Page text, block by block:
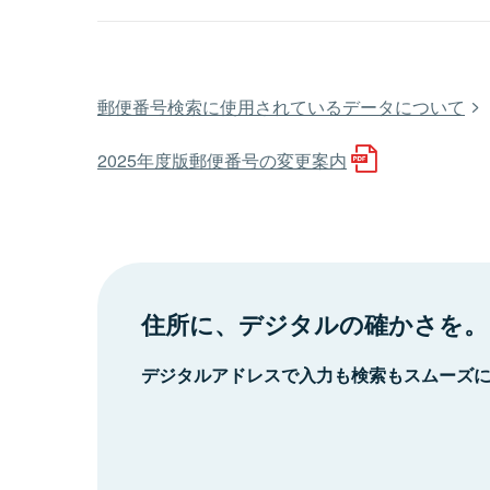
郵便番号検索に使用されているデータについて
2025年度版郵便番号の変更案内
住所に、デジタルの確かさを。
デジタルアドレスで入力も検索もスムーズ